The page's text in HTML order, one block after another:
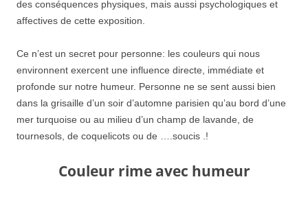
des conséquences physiques, mais aussi psychologiques et
affectives de cette exposition.
Ce n’est un secret pour personne: les couleurs qui nous
environnent exercent une influence directe, immédiate et
profonde sur notre humeur. Personne ne se sent aussi bien
dans la grisaille d’un soir d’automne parisien qu’au bord d’une
mer turquoise ou au milieu d’un champ de lavande , de
tournesols, de coquelicots ou de ….soucis .!
Couleur rime avec humeur